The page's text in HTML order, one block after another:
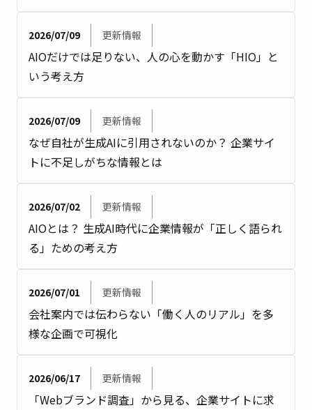
2026/07/09 更新情報
AIOだけでは足りない、人の心を動かす「HIO」と
いう考え方
2026/07/09 更新情報
なぜ自社が生成AIに引用されないのか？ 企業サイ
トに不足しがちな情報とは
2026/07/02 更新情報
AIOとは？ 生成AI時代に企業情報が「正しく語られ
る」ための考え方
2026/07/01 更新情報
会社案内では伝わらない「働く人のリアル」を多
様な企画で可視化
2026/06/17 更新情報
「Webブランド調査」から見る、企業サイトに求